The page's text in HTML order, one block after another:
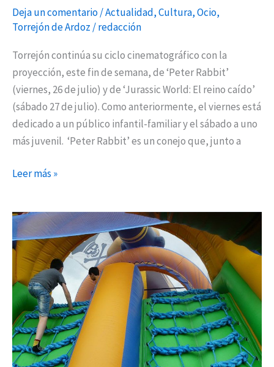
Deja un comentario/Actualidad,Cultura,Ocio,
Torrejón de Ardoz /redacción
Torrejón continúa su ciclo cinematográfico con la
proyección, este fin de semana, de ‘Peter Rabbit’
(viernes, 26 de julio) y de ‘Jurassic World: El reino caído’
(sábado 27 de julio). Como anteriormente, el viernes está
dedicado a un público infantil-familiar y el sábado a uno
más juvenil. ‘Peter Rabbit’ es un conejo que, junto a
en
la
de
Toros
de
Torrejón
Leer más »
Cine,
expediciones
nocturnas
la
fiesta
de
la
espuma